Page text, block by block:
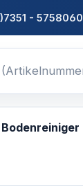
- 5758060
Bodenreiniger